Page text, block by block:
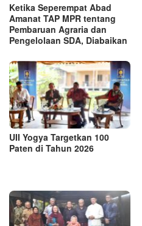
Ketika Seperempat Abad
Amanat TAP MPR tentang
Pembaruan Agraria dan
Pengelolaan SDA, Diabaikan
UII Yogya Targetkan 100
Paten di Tahun 2026